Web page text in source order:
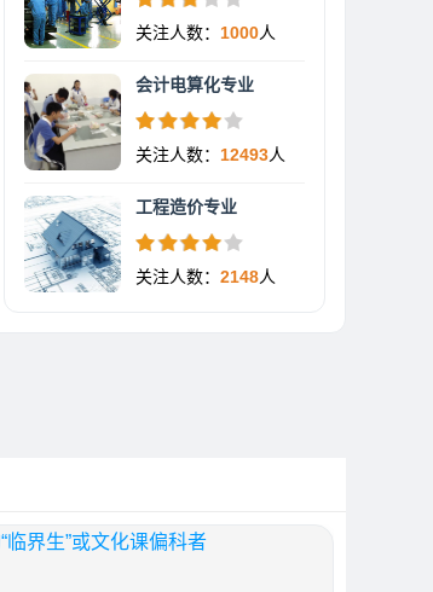
关注人数： 1000人
会计电算化专业
关注人数： 12493人
工程造价专业
关注人数： 2148人
界生”或文化课偏科者